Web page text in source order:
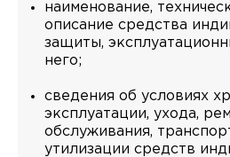
наименование,
описание средства
защиты,
него;
сведения об условиях
эксплуатации, ухода,
обслуживания,
утилизации средств